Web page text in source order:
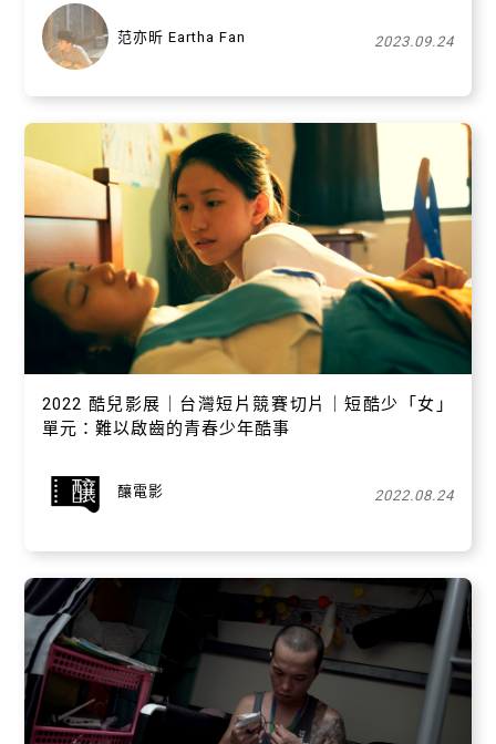
范亦昕 Eartha Fan 2023.09.24
2022 酷兒影展｜台灣短片競賽切片｜短酷少「女」
單元：難以啟齒的青春少年酷事
釀電影 2022.08.24
關閉